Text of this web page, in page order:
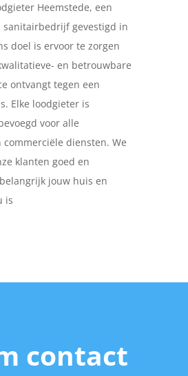
Heemstede, een
sanitairbedrijf gevestigd in
doel is ervoor te zorgen
en betrouwbare
ontvangt tegen een
Elke loodgieter is
voor alle
diensten. We
klanten goed en
jouw huis en
is
contact